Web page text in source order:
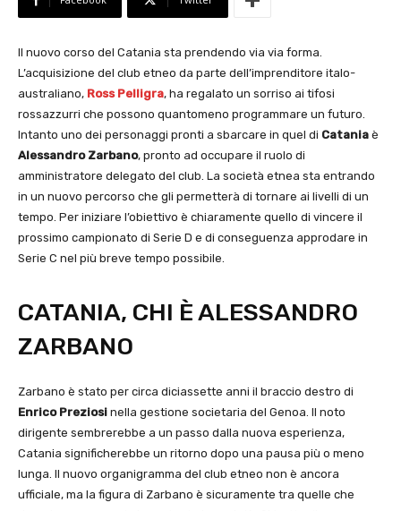
Il nuovo corso del Catania sta prendendo via via forma.
L’acquisizione del club etneo da parte dell’imprenditore italo-
australiano, Ross Pelligra, ha regalato un sorriso ai tifosi
rossazzurri che possono quantomeno programmare un futuro.
Intanto uno dei personaggi pronti a sbarcare in quel di Catania è
Alessandro Zarbano, pronto ad occupare il ruolo di
amministratore delegato del club. La società etnea sta entrando
in un nuovo percorso che gli permetterà di tornare ai livelli di un
tempo. Per iniziare l’obiettivo è chiaramente quello di vincere il
prossimo campionato di Serie D e di conseguenza approdare in
Serie C nel più breve tempo possibile.
CATANIA, CHI È ALESSANDRO
ZARBANO
Zarbano è stato per circa diciassette anni il braccio destro di
Enrico Preziosi nella gestione societaria del Genoa. Il noto
dirigente sembrerebbe a un passo dalla nuova esperienza,
Catania significherebbe un ritorno dopo una pausa più o meno
lunga. Il nuovo organigramma del club etneo non è ancora
ufficiale, ma la figura di Zarbano è sicuramente tra quelle che